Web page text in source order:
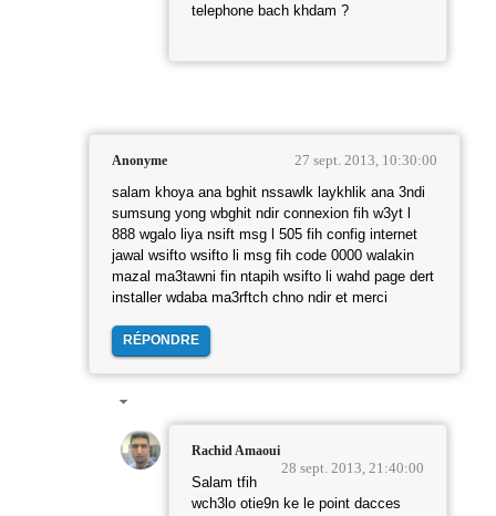
telephone bach khdam ?
Anonyme 27 sept. 2013, 10:30:00
salam khoya ana bghit nssawlk laykhlik ana 3ndi
sumsung yong wbghit ndir connexion fih w3yt l
888 wgalo liya nsift msg l 505 fih config internet
jawal wsifto wsifto li msg fih code 0000 walakin
mazal ma3tawni fin ntapih wsifto li wahd page dert
installer wdaba ma3rftch chno ndir et merci
RÉPONDRE
Rachid Amaoui
28 sept. 2013, 21:40:00
Salam tfih
wch3lo otie9n ke le point dacces